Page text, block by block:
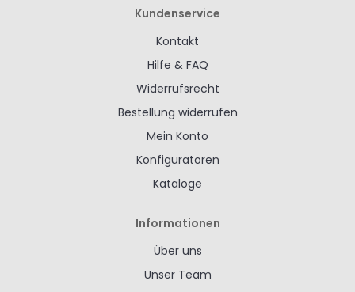
Kundenservice
Kontakt
Hilfe & FAQ
Widerrufsrecht
Bestellung widerrufen
Mein Konto
Konfiguratoren
Kataloge
Informationen
Über uns
Unser Team